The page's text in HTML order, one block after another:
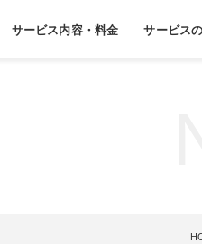
サービス内容・料金 サービス